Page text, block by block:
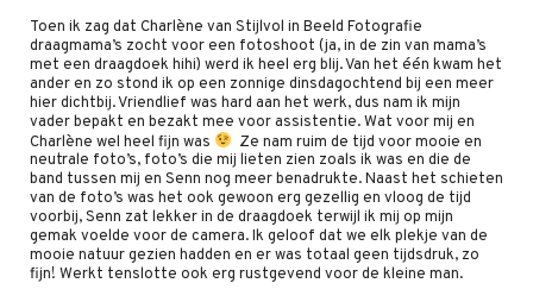
Toen ik zag dat Charlène van Stijlvol in Beeld Fotografie
draagmama’s zocht voor een fotoshoot (ja, in de zin van mama’s
met een draagdoek hihi) werd ik heel erg blij. Van het één kwam het
ander en zo stond ik op een zonnige dinsdagochtend bij een meer
hier dichtbij. Vriendlief was hard aan het werk, dus nam ik mijn
vader bepakt en bezakt mee voor assistentie. Wat voor mij en
Charlène wel heel fijn was
Ze nam ruim de tijd voor mooie en
neutrale foto’s, foto’s die mij lieten zien zoals ik was en die de
band tussen mij en Senn nog meer benadrukte. Naast het schieten
van de foto’s was het ook gewoon erg gezellig en vloog de tijd
voorbij, Senn zat lekker in de draagdoek terwijl ik mij op mijn
gemak voelde voor de camera. Ik geloof dat we elk plekje van de
mooie natuur gezien hadden en er was totaal geen tijdsdruk, zo
fijn! Werkt tenslotte ook erg rustgevend voor de kleine man.